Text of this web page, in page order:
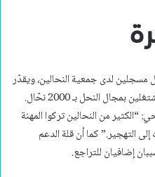
في ديالى حوالي 1200 نحّال مسجلين لدى جمعية النحالين، ويقدّر
علوان المياحي، رئيس الجمعية، عدد المشتغلين بمجال النحل بـ 2000 نحّال.
“الكثير من النحالين تركوا المهنة
التهجير.” كما أن قلة الدعم
إضافيان للتراجع.